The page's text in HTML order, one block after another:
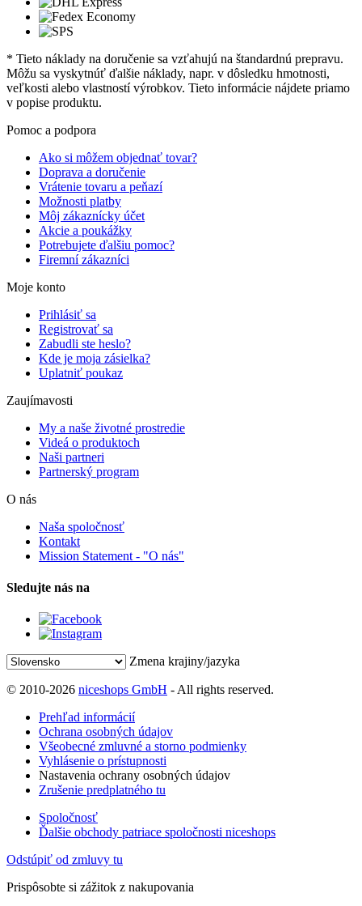
* Tieto náklady na doručenie sa vzťahujú na štandardnú prepravu.
Môžu sa vyskytnúť ďalšie náklady, napr. v dôsledku hmotnosti,
veľkosti alebo vlastností výrobkov. Tieto informácie nájdete priamo
v popise produktu.
Pomoc a podpora
Ako si môžem objednať tovar?
Doprava a doručenie
Vrátenie tovaru a peňazí
Možnosti platby
Môj zákaznícky účet
Akcie a poukážky
Potrebujete ďalšiu pomoc?
Firemní zákazníci
Moje konto
Prihlásiť sa
Registrovať sa
Zabudli ste heslo?
Kde je moja zásielka?
Uplatniť poukaz
Zaujímavosti
My a naše životné prostredie
Videá o produktoch
Naši partneri
Partnerský program
O nás
Naša spoločnosť
Kontakt
Mission Statement - "O nás"
Sledujte nás na
Zmena krajiny/jazyka
© 2010-2026 niceshops GmbH - All rights reserved.
Prehľad informácií
Ochrana osobných údajov
Všeobecné zmluvné a storno podmienky
Vyhlásenie o prístupnosti
Nastavenia ochrany osobných údajov
Zrušenie predplatného tu
Spoločnosť
Ďalšie obchody patriace spoločnosti niceshops
Odstúpiť od zmluvy tu
Prispôsobte si zážitok z nakupovania